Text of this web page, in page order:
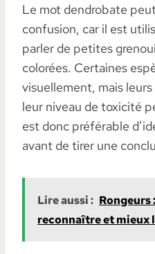
Le mot dendrobate
confusion, car il est
parler de petites
colorées. Certaines
visuellement, mais
leur niveau de toxicité
est donc préférable
avant de tirer une
Lire aussi : Rongeurs
reconnaître et mieux